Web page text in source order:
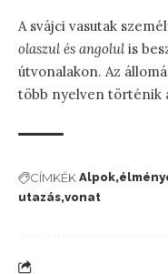
A svájci vasutak
olaszul és angolul is
útvonalakon. Az
több nyelven történik
CÍMKÉK Alpok
utazás vonat